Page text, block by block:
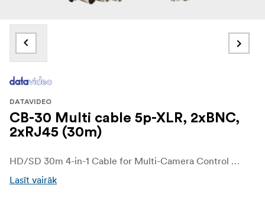
DATAVIDEO
CB-30 Multi cable 5p-XLR, 2xBNC,
2xRJ45 (30m)
HD/SD 30m 4-in-1 Cable for Multi-Camera Control (HD-SDI/ITC/CV/Cat-5)
Lasīt vairāk